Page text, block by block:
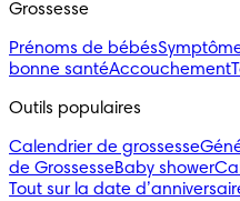
Grossesse
Prénoms de bébés
bonne santéAccouchement
Outils populaires
Calendrier de grossesse
de GrossesseBaby shower
Tout sur la date